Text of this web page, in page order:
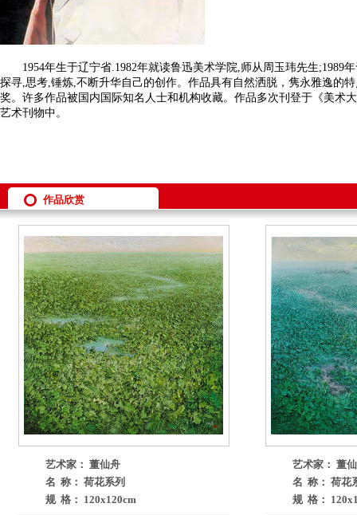
1954年生于辽宁省.1982年就读鲁迅美术学院,师从周玉玮先生;1989
探寻,思考,锤炼,不断升华自己的创作。作品具有自然洒脱，隽永雅逸的
奖。许多作品被国内国际知名人士和机构收藏。 作品多次刊登于《美术
艺术刊物中。
作品欣赏
艺术家： 董仙舟
名 称： 荷花系列
规 格： 120x120cm
艺术家： 董
名 称： 荷花
规 格：